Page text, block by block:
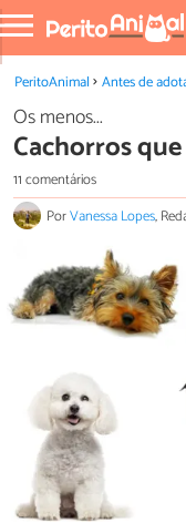
PeritoAnimal Antes de
Os menos...
Cachorros
11 comentários
PorVanessa Lopes,